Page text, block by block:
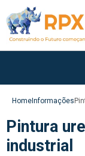
HomeInformações
Pintura
industrial